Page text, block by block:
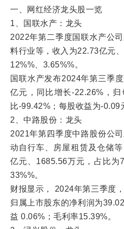
一、网红经济龙头股一览
1、国联水产：龙头
2022年第二季度国联水产公
料行业等，收入为22.73亿元
12%%、3.65%%。
国联水产发布2024年第三季
亿元，同比增长-22.26%，
比-99.42%；每股收益为-0.09
2、中路股份：龙头
2021年第四季度中路股份公
动自行车、房屋租赁及仓储
亿元、1685.56万元，占比为
33%%。
财报显示， 2024年第三季度
归属上市股东的净利润为
益 0.06%；毛利率15.39%。